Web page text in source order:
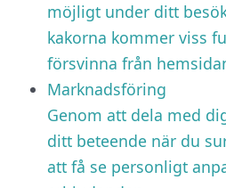
möjligt under ditt
kakorna kommer viss
försvinna från
Marknadsföring
Genom att dela med
ditt beteende när du
att få se personligt